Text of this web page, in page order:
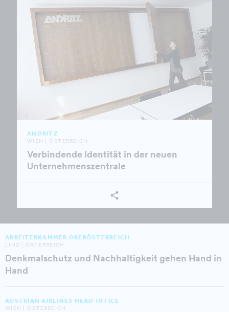
ANDRITZ
WIEN | ÖSTERREICH
Verbindende Identität in der neuen
Unternehmenszentrale
ARBEITERKAMMER OBERÖSTERREICH
LINZ | ÖSTERREICH
Denkmalschutz und Nachhaltigkeit gehen Hand in
Hand
AUSTRIAN AIRLINES HEAD OFFICE
WIEN | ÖSTERREICH